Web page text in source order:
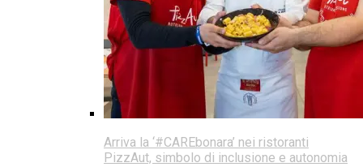
Arriva la ‘#CAREbonara’ nei ristoranti
PizzAut, simbolo di inclusione e autonomia